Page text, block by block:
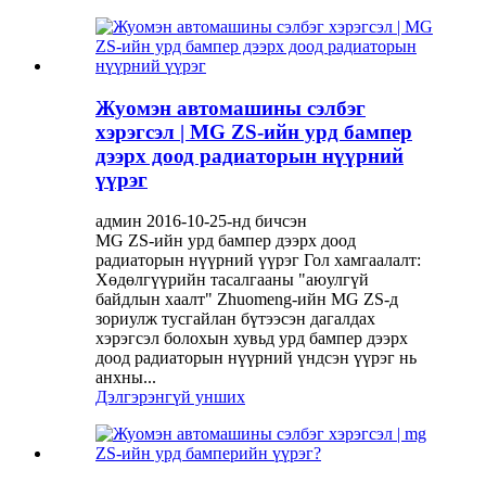
Жуомэн автомашины сэлбэг
хэрэгсэл | MG ZS-ийн урд бампер
дээрх доод радиаторын нүүрний
үүрэг
админ 2016-10-25-нд бичсэн
MG ZS-ийн урд бампер дээрх доод
радиаторын нүүрний үүрэг Гол хамгаалалт:
Хөдөлгүүрийн тасалгааны "аюулгүй
байдлын хаалт" Zhuomeng-ийн MG ZS-д
зориулж тусгайлан бүтээсэн дагалдах
хэрэгсэл болохын хувьд урд бампер дээрх
доод радиаторын нүүрний үндсэн үүрэг нь
анхны...
Дэлгэрэнгүй унших